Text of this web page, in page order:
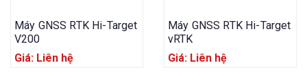
Máy GNSS RTK Hi-Target
V200
Giá: Liên hệ
Máy GNSS RTK Hi-Target
vRTK
Giá: Liên hệ